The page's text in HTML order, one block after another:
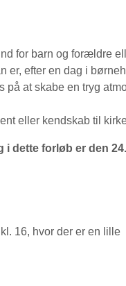
for barn og forældre
er, efter en dag i
på at skabe en tryg
eller kendskab til
i dette forløb er den 24.
16, hvor der er en lille